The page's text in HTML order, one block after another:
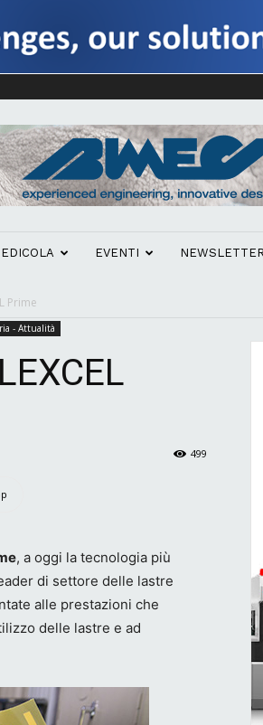
EDICOLA EVENTI
Prime
- Attualità
499
, a oggi la tecnologia più
di settore delle lastre
alle prestazioni che
delle lastre e ad